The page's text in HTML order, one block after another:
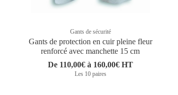
Gants de sécurité
Gants de protection en cuir pleine fleur
renforcé avec manchette 15 cm
De 110,00€ à 160,00€ HT
Les 10 paires